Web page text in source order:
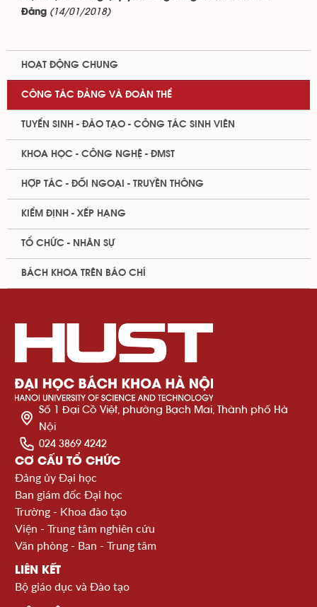
Đảng (14/01/2018)
HOẠT ĐỘNG CHUNG
CÔNG TÁC ĐẢNG VÀ ĐOÀN THỂ
TUYỂN SINH - ĐÀO TẠO - CÔNG TÁC SINH VIÊN
KHOA HỌC - CÔNG NGHỆ - ĐMST
HỢP TÁC - ĐỐI NGOẠI - TRUYỀN THÔNG
KIỂM ĐỊNH - XẾP HẠNG
TỔ CHỨC - NHÂN SỰ
BÁCH KHOA TRÊN BÁO CHÍ
Số 1 Đại Cồ Việt, phường Bạch Mai, Thành phố Hà
Nội
024 3869 4242
CƠ CẤU TỔ CHỨC
Đảng ủy Đại học
Ban giám đốc Đại học
Trường - Khoa đào tạo
Viện - Trung tâm nghiên cứu
Văn phòng - Ban - Trung tâm
LIÊN KẾT
Bộ giáo dục và Đào tạo